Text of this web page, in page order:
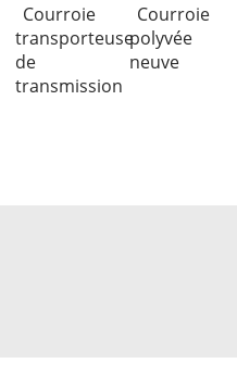
Courroie
transporteuse
de
transmission
Courroie
polyvée
neuve